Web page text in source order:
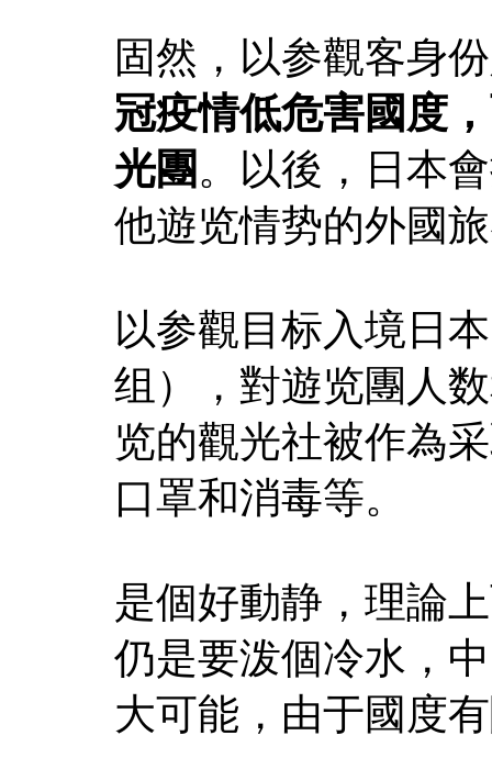
固然，以参觀客身
冠疫情低危害國度
光團 。以後，日本
他遊览情势的外國
以参觀目标入境日
组），對遊览團人
览的觀光社被作為
口罩和消毒等。
是個好動静，理論
仍是要泼個冷水，
大可能，由于國度